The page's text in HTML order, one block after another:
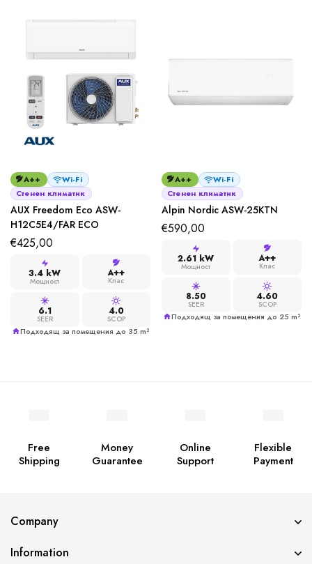
A++
Wi-Fi
Стенен климатик
AUX Freedom Eco ASW-
H12C5E4/FAR ECO
€425,00
3.4 kW
Мощност
A++
Клас
6.1
SEER
4.0
SCOP
Подходящ за помещения до 35 m²
A++
Wi-Fi
Стенен климатик
Alpin Nordic ASW-25KTN
€590,00
2.61 kW
Мощност
A++
Клас
8.50
SEER
4.60
SCOP
Подходящ за помещения до 25 m²
Free
Shipping
Money
Guarantee
Online
Support
Flexible
Payment
Company
Information